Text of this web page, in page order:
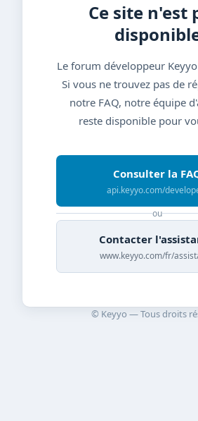
Ce site n'est
Le forum développeur
Si vous ne trouvez pas de
notre FAQ, notre équipe
reste disponible pour
Consulter la
api.keyyo.com/
ou
Contacter
www.keyyo.com/fr/
© Keyyo — Tous droits